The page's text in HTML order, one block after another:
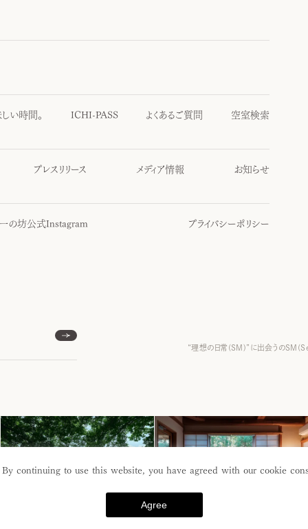
い時間。 ICHI-PASS よくあるご質問 空室検索
プレスリリース メディア情報 お知らせ
一の坊公式Instagram プライバシーポリシー
“理想の日常(SM)”に出会うの
continuing to use this website, you have agreed with our cookie
Agree